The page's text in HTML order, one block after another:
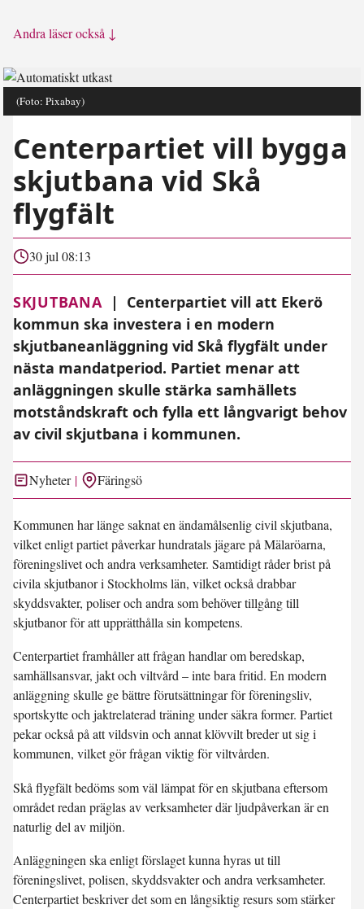
Andra läser också ↓
(Foto: Pixabay)
Centerpartiet vill bygga
skjutbana vid Skå
flygfält
30 jul 08:13
SKJUTBANA |
Centerpartiet vill att Ekerö
kommun ska investera i en modern
skjutbaneanläggning vid Skå flygfält under
nästa mandatperiod. Partiet menar att
anläggningen skulle stärka samhällets
motståndskraft och fylla ett långvarigt behov
av civil skjutbana i kommunen.
Nyheter Färingsö
Kommunen har länge saknat en ändamålsenlig civil skjutbana,
vilket enligt partiet påverkar hundratals jägare på Mälaröarna,
föreningslivet och andra verksamheter. Samtidigt råder brist på
civila skjutbanor i Stockholms län, vilket också drabbar
skyddsvakter, poliser och andra som behöver tillgång till
skjutbanor för att upprätthålla sin kompetens.
Centerpartiet framhåller att frågan handlar om beredskap,
samhällsansvar, jakt och viltvård – inte bara fritid. En modern
anläggning skulle ge bättre förutsättningar för föreningsliv,
sportskytte och jaktrelaterad träning under säkra former. Partiet
pekar också på att vildsvin och annat klövvilt breder ut sig i
kommunen, vilket gör frågan viktig för viltvården.
Skå flygfält bedöms som väl lämpat för en skjutbana eftersom
området redan präglas av verksamheter där ljudpåverkan är en
naturlig del av miljön.
Anläggningen ska enligt förslaget kunna hyras ut till
föreningslivet, polisen, skyddsvakter och andra verksamheter.
Centerpartiet beskriver det som en långsiktig resurs som stärker